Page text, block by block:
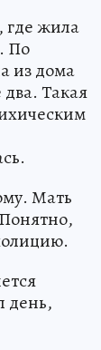
где жила
По
из дома
Такая
Мать
день,